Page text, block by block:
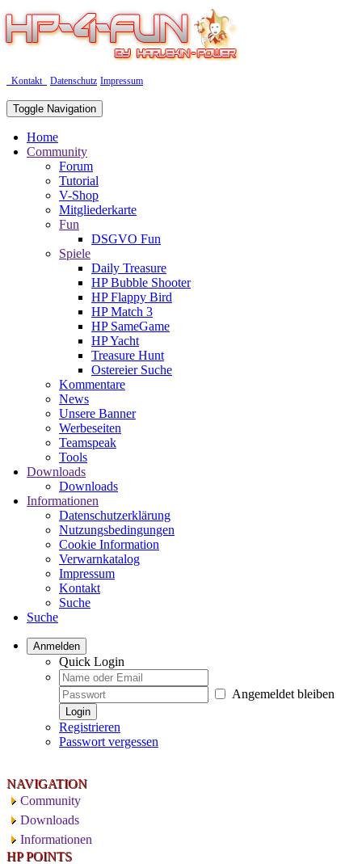
Kontakt Datenschutz Impressum
Toggle Navigation
Home
Community
Forum
Tutorial
V-Shop
Mitgliederkarte
Fun
DSGVO Fun
Spiele
Daily Treasure
HP Bubble Shooter
HP Flappy Bird
HP Match 3
HP SameGame
HP Yacht
Treasure Hunt
Ostereier Suche
Kommentare
News
Unsere Banner
Werbeseiten
Teamspeak
Tools
Downloads
Downloads
Informationen
Datenschutzerklärung
Nutzungsbedingungen
Cookie Information
Verwarnkatalog
Impressum
Kontakt
Suche
Suche
Anmelden
Quick Login
Angemeldet bleiben
Login
Registrieren
Passwort vergessen
NAVIGATION
Community
Downloads
Informationen
HP POINTS